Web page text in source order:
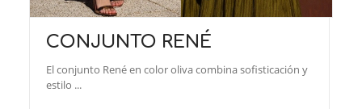
CONJUNTO RENÉ
El conjunto René en color oliva combina sofisticación y
estilo ...